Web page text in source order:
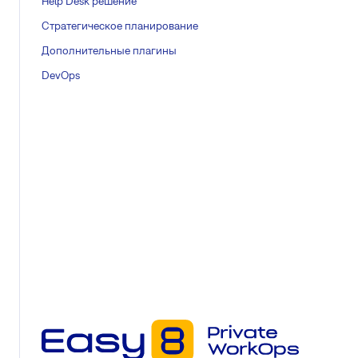
Стратегическое планирование
Дополнительные плагины
DevOps